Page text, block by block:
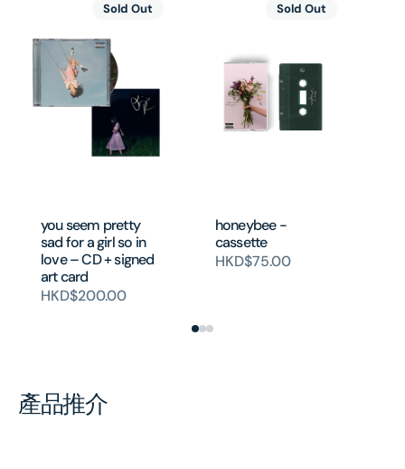
you seem pretty
sad for a girl so in
love – CD + signed
art card
HKD$200.00
Sold Out
honeybee -
cassette
HKD$75.00
Sold Out
產品推介